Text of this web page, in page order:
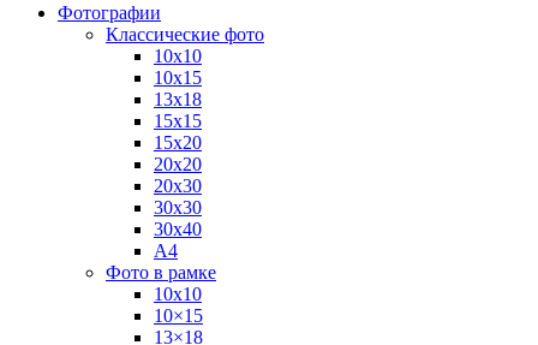
Фотографии
Классические фото
10х10
10х15
13х18
15х15
15х20
20х20
20х30
30х30
30х40
А4
Фото в рамке
10х10
10×15
13×18